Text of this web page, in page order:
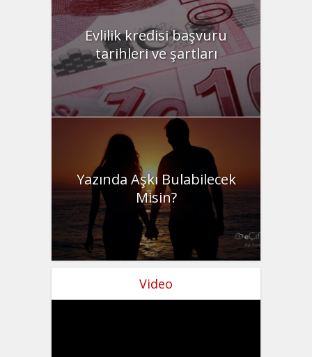
Evlilik kredisi başvuru
tarihleri ve şartları
Yazında Aşkı Bulabilecek
Misin?
Video